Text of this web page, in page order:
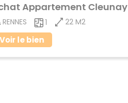
Appartement Cleunay
RENNES 1 22 M2
Voir le bien